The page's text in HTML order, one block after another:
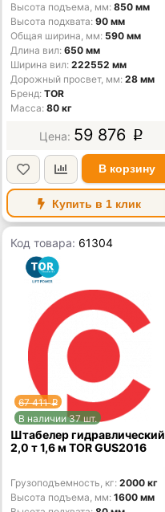
Высота подъема, мм 850 мм
Высота подхвата 90 мм
Общая ширина, мм 590 мм
Длина вил 650 мм
Ширина вил 222552 мм
Дорожный просвет, мм 28 мм
Бренд TOR
Масса 80 кг
59 876 p
В корзину
Купить в 1 клик
Код товара: 61304
67 411p
В наличии 37 шт.
Штабелер гидравлический
2,0 т 1,6 м TOR GUS2016
Грузоподъемность, кг 2000 кг
Высота подъема, мм 1600 мм